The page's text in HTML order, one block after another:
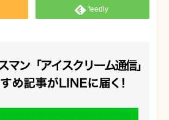
feedly